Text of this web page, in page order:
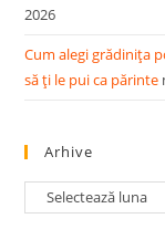
2026
Cum alegi grădinița
să ți le pui ca părinte
Arhive
Arhive